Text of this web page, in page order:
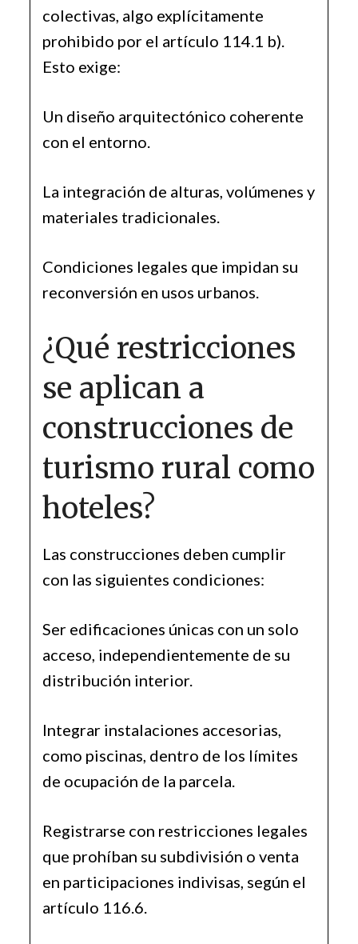
colectivas, algo explícitamente
prohibido por el artículo 114.1 b).
Esto exige:
Un diseño arquitectónico coherente
con el entorno.
La integración de alturas, volúmenes y
materiales tradicionales.
Condiciones legales que impidan su
reconversión en usos urbanos.
¿Qué restricciones
se aplican a
construcciones de
turismo rural como
hoteles?
Las construcciones deben cumplir
con las siguientes condiciones:
Ser edificaciones únicas con un solo
acceso, independientemente de su
distribución interior.
Integrar instalaciones accesorias,
como piscinas, dentro de los límites
de ocupación de la parcela.
Registrarse con restricciones legales
que prohíban su subdivisión o venta
en participaciones indivisas, según el
artículo 116.6.